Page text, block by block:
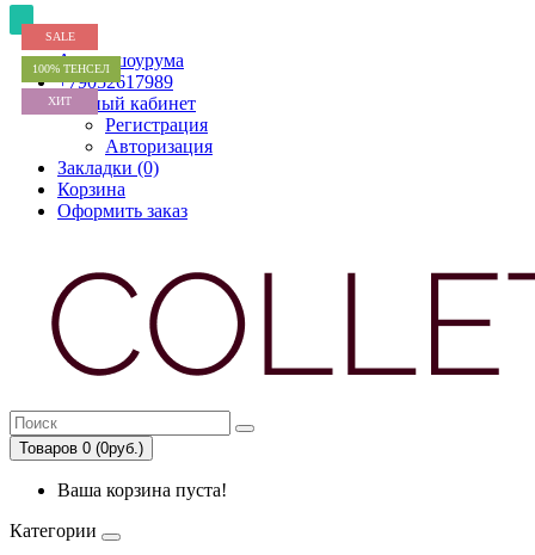
Адрес шоурума
+79052617989
Личный кабинет
Регистрация
Авторизация
Закладки (0)
Корзина
Оформить заказ
Товаров 0 (0руб.)
Ваша корзина пуста!
Категории
SALE
SALE
SALE
100% ТЕНСЕЛ
ХИТ
SALE
SALE